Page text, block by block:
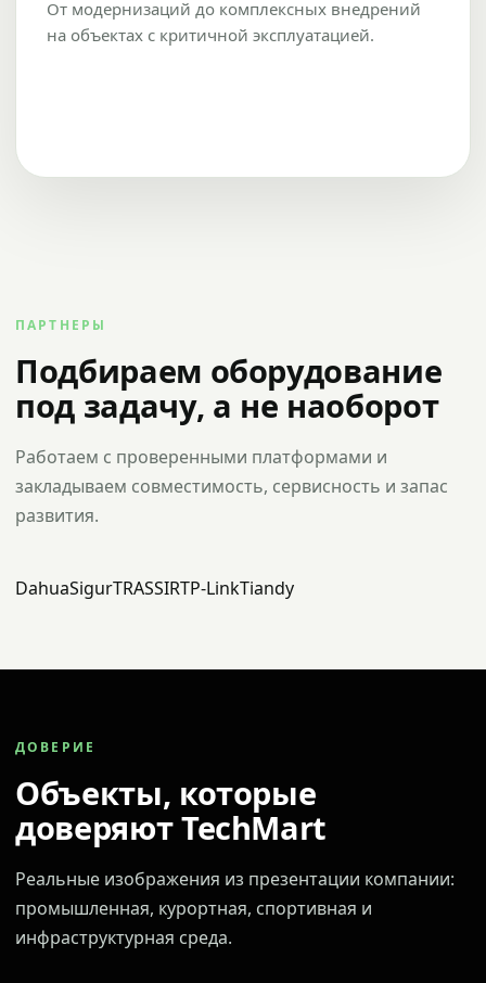
От модернизаций до комплексных внедрений
на объектах с критичной эксплуатацией.
ПАРТНЕРЫ
Подбираем оборудование
под задачу, а не наоборот
Работаем с проверенными платформами и
закладываем совместимость, сервисность и запас
развития.
DahuaSigurTRASSIRTP-LinkTiandy
ДОВЕРИЕ
Объекты, которые
доверяют TechMart
Реальные изображения из презентации компании:
промышленная, курортная, спортивная и
инфраструктурная среда.